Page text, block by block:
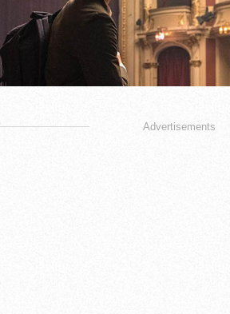
Advertisements